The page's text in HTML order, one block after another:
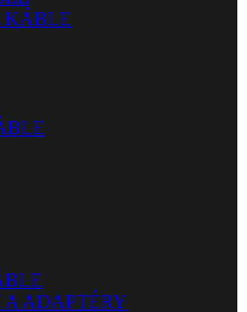
KÁBLE
A ADAPTÉRY